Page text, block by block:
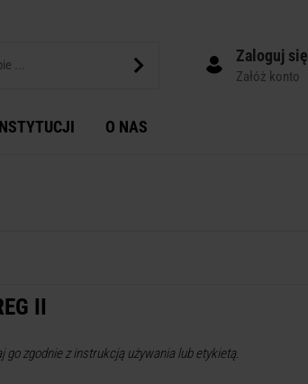
Zaloguj się
Załóż konto
O NAS
II
go zgodnie z instrukcją używania lub etykietą.